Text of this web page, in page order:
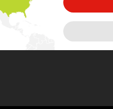
kontaktieren